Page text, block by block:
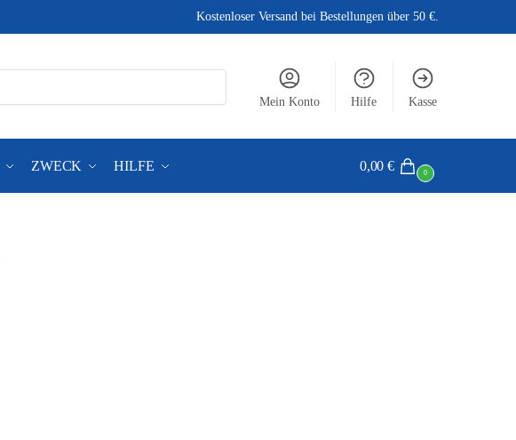
Kostenloser Versand bei Bestellungen über 50 €.
Mein Konto Hilfe Kasse
ZWECK HILFE 0,00€ 0